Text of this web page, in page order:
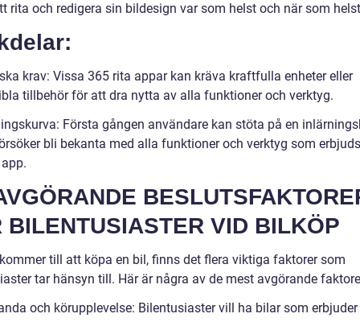
rita och redigera sin bildesign var som helst och när som
krav: Vissa 365 rita appar kan kräva kraftfulla enheter eller
tillbehör för att dra nytta av alla funktioner och verktyg.
Första gången användare kan stöta på en
bli bekanta med alla funktioner och verktyg som
BILENTUSIASTER VID BILKÖP
till att köpa en bil, finns det flera viktiga faktorer som
tar hänsyn till. Här är några av de mest avgörande
och körupplevelse: Bilentusiaster vill ha bilar som erbjuder